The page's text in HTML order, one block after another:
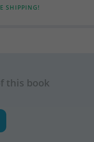
SHIPPING!
this book